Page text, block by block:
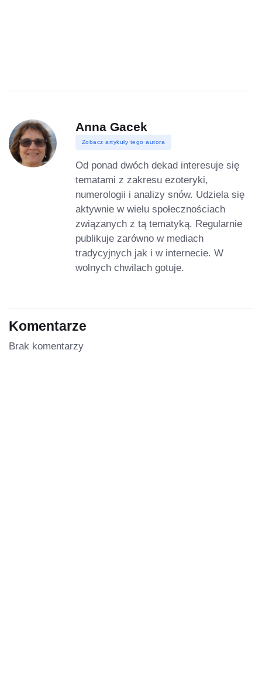
Anna Gacek
Zobacz artykuły tego autora
Od ponad dwóch dekad interesuje się
tematami z zakresu ezoteryki,
numerologii i analizy snów. Udziela się
aktywnie w wielu społecznościach
związanych z tą tematyką. Regularnie
publikuje zarówno w mediach
tradycyjnych jak i w internecie. W
wolnych chwilach gotuje.
Komentarze
Brak komentarzy